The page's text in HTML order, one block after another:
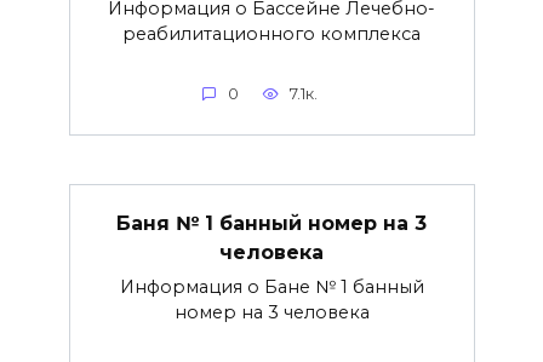
Информация о Бассейне Лечебно-
реабилитационного комплекса
0 7.1к.
Баня № 1 банный номер на 3
человека
Информация о Бане № 1 банный
номер на 3 человека